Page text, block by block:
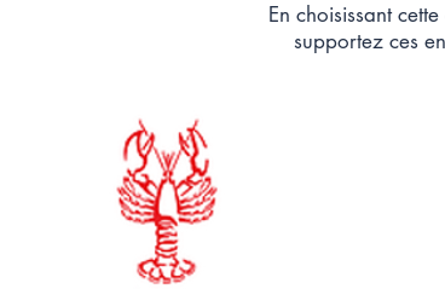
En choisissant
supportez ces